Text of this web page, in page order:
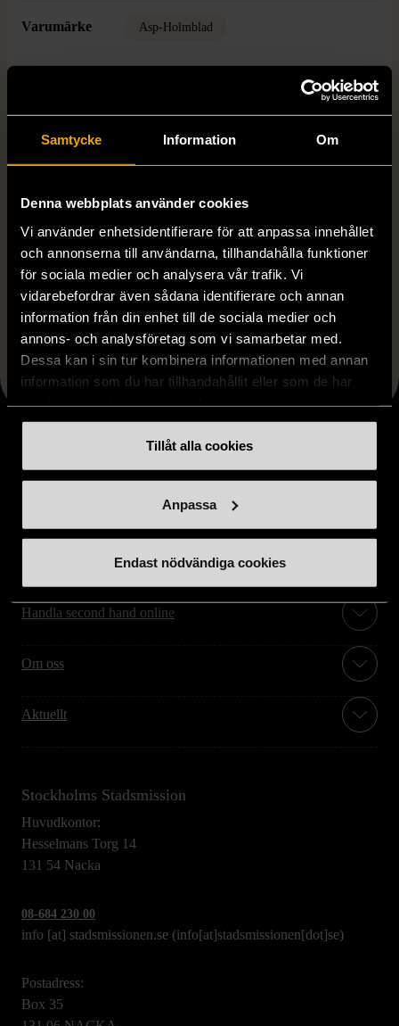
Samtycke Information Om
Denna webbplats använder cookies
Vi använder enhetsidentifierare för att anpassa innehållet
och annonserna till användarna, tillhandahålla funktioner
för sociala medier och analysera vår trafik. Vi
vidarebefordrar även sådana identifierare och annan
information från din enhet till de sociala medier och
annons- och analysföretag som vi samarbetar med.
Dessa kan i sin tur kombinera informationen med annan
information som du har tillhandahållit eller som de har
Tillåt alla cookies
Anpassa
Endast nödvändiga cookies
Varumärke Asp-Holmblad
Produkten är unik och finns enbart som 1 st i lager.
Fri frakt på alla köp över 990 kr.
FRÅN SAMMA VARUMÄRKE
Hitta produkter från samma varumärke
Handla second hand online
Om oss
Aktuellt
Stockholms Stadsmission
Huvudkontor:
Hesselmans Torg 14
131 54 Nacka
08-684 230 00
info [at] stadsmissionen.se (info[at]stadsmissionen[dot]se)
Postadress:
Box 35